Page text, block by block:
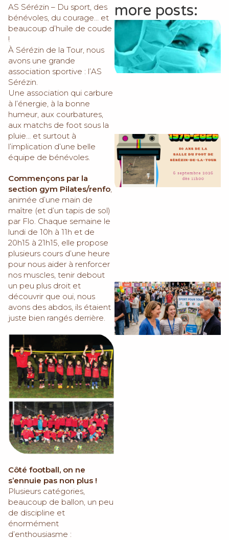
AS Sérézin – Du sport, des
bénévoles, du courage… et
beaucoup d’huile de coude
!
À Sérézin de la Tour, nous
avons une grande
association sportive : l’AS
Sérézin.
Une association qui carbure
à l’énergie, à la bonne
humeur, aux courbatures,
aux matchs de foot sous la
pluie… et surtout à
l’implication d’une belle
équipe de bénévoles.
Commençons par la
section gym Pilates/renfo
animée d’une main de
maître (et d’un tapis de sol)
par Flo. Chaque semaine le
lundi de 10h à 11h et de
20h15 à 21h15, elle propose
plusieurs cours d’une heure
pour nous aider à renforcer
nos muscles, tenir debout
un peu plus droit et
découvrir que oui, nous
avons des abdos, ils étaient
juste bien rangés derrière.
Côté football, on ne
s’ennuie pas non plus !
Plusieurs catégories,
beaucoup de ballon, un peu
de discipline et
énormément
d’enthousiasme :
more posts: